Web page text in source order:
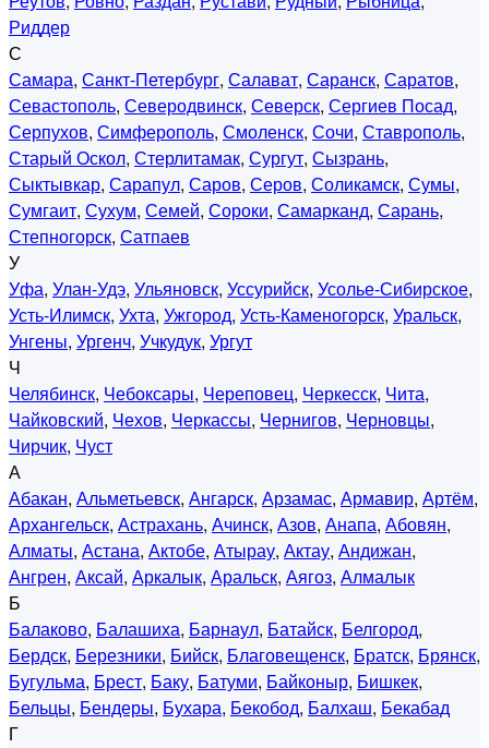
Риддер
С
Самара, Санкт-Петербург, Салават, Саранск, Саратов,
Севастополь, Северодвинск, Северск, Сергиев Посад,
Серпухов, Симферополь, Смоленск, Сочи, Ставрополь,
Старый Оскол, Стерлитамак, Сургут, Сызрань,
Сыктывкар, Сарапул, Саров, Серов, Соликамск, Сумы,
Сумгаит, Сухум, Семей, Сороки, Самарканд, Сарань,
Степногорск, Сатпаев
У
Уфа, Улан-Удэ, Ульяновск, Уссурийск, Усолье-Сибирское,
Усть-Илимск, Ухта, Ужгород, Усть-Каменогорск, Уральск,
Унгены, Ургенч, Учкудук, Ургут
Ч
Челябинск, Чебоксары, Череповец, Черкесск, Чита,
Чайковский, Чехов, Черкассы, Чернигов, Черновцы,
Чирчик, Чуст
А
Абакан, Альметьевск, Ангарск, Арзамас, Армавир, Артём,
Архангельск, Астрахань, Ачинск, Азов, Анапа, Абовян,
Алматы, Астана, Актобе, Атырау, Актау, Андижан,
Ангрен, Аксай, Аркалык, Аральск, Аягоз, Алмалык
Б
Балаково, Балашиха, Барнаул, Батайск, Белгород,
Бердск, Березники, Бийск, Благовещенск, Братск, Брянск,
Бугульма, Брест, Баку, Батуми, Байконыр, Бишкек,
Бельцы, Бендеры, Бухара, Бекобод, Балхаш, Бекабад
Г